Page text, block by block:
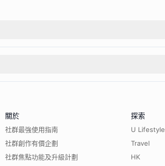
關於
社群最強使用指南
社群創作有價企劃
社群焦點功能及升級計劃
探索
U Lifestyle
Travel
HK